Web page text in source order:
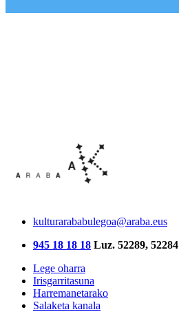
kulturarababulegoa@araba.eus
945 18 18 18 Luz. 52289, 52284
Lege oharra
Irisgarritasuna
Harremanetarako
Salaketa kanala